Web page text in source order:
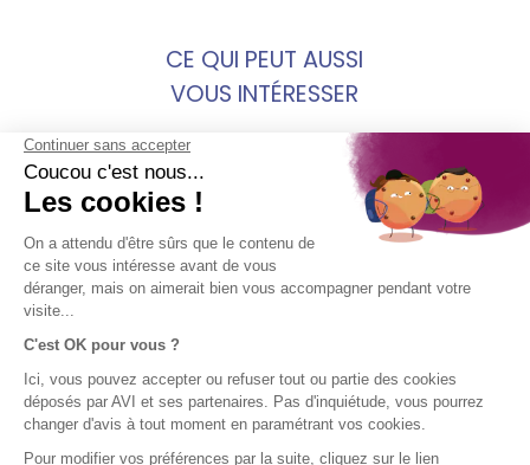
CE QUI PEUT AUSSI
VOUS INTÉRESSER
erasmus a madrid la ville qui vous fera tomber
amoureux de
qu est ce que l assurance voyage
MENTIONS
Mentions
légales AVI
Conditions
SOCIÉTÉ
AVI
voyage en
bref
Groupe SPB
ACCÈS
Contact
Aide
SUIVEZ-